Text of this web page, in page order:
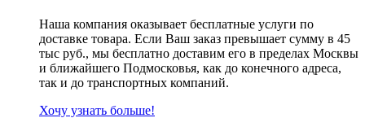
Наша компания оказывает бесплатные услуги по
доставке товара. Если Ваш заказ превышает сумму в 45
тыс руб., мы бесплатно доставим его в пределах Москвы
и ближайшего Подмосковья, как до конечного адреса,
так и до транспортных компаний.
Хочу узнать больше!